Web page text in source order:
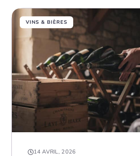
VINS & BIÈRES
14 AVRIL, 2026